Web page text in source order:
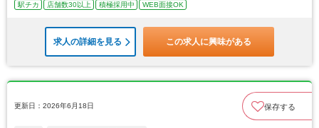
駅チカ
店舗数30以上 積極採用中 WEB面接OK
求人の詳細を見る この求人に興味がある
更新日：2026年6月18日 保存する